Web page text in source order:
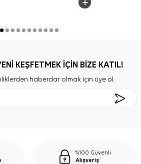
KEŞFETMEK İÇİN BİZE KATIL!
haberdar olmak için üye ol.
%100 Güvenli
Alışveriş